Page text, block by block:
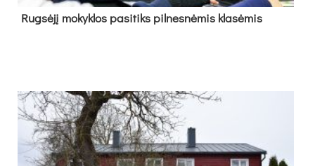
Rug­sė­jį mo­kyk­los pa­si­tiks pil­nes­nė­mis kla­sė­mis